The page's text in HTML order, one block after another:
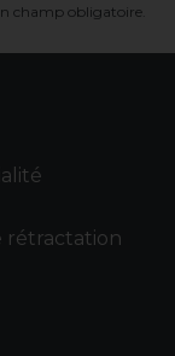
champ obligatoire.
rétractation